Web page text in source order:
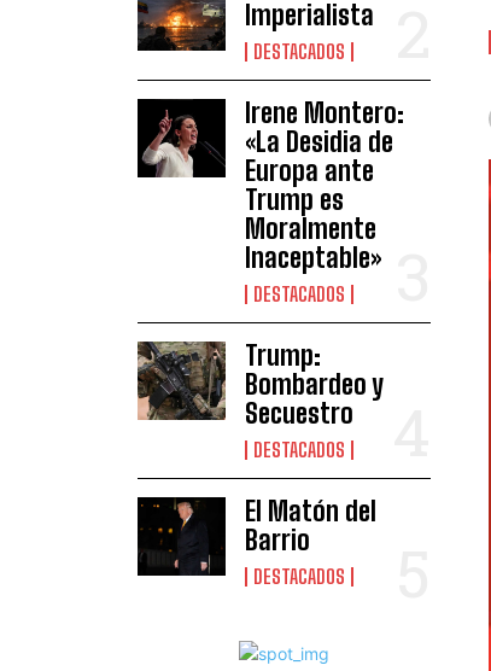
Imperialista
DESTACADOS
Irene Montero:
«La Desidia de
Europa ante
Trump es
Moralmente
Inaceptable»
DESTACADOS
Trump:
Bombardeo y
Secuestro
DESTACADOS
El Matón del
Barrio
DESTACADOS